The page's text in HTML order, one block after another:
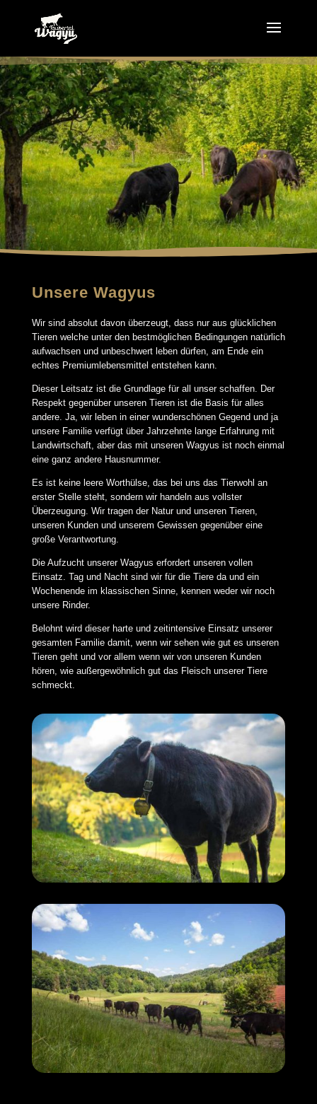
Unsere Wagyus
Wir sind absolut davon überzeugt, dass nur aus glücklichen
Tieren welche unter den bestmöglichen Bedingungen natürlich
aufwachsen und unbeschwert leben dürfen, am Ende ein
echtes Premiumlebensmittel entstehen kann.
Dieser Leitsatz ist die Grundlage für all unser schaffen. Der
Respekt gegenüber unseren Tieren ist die Basis für alles
andere. Ja, wir leben in einer wunderschönen Gegend und ja
unsere Familie verfügt über Jahrzehnte lange Erfahrung mit
Landwirtschaft, aber das mit unseren Wagyus ist noch einmal
eine ganz andere Hausnummer.
Es ist keine leere Worthülse, das bei uns das Tierwohl an
erster Stelle steht, sondern wir handeln aus vollster
Überzeugung. Wir tragen der Natur und unseren Tieren,
unseren Kunden und unserem Gewissen gegenüber eine
große Verantwortung.
Die Aufzucht unserer Wagyus erfordert unseren vollen
Einsatz. Tag und Nacht sind wir für die Tiere da und ein
Wochenende im klassischen Sinne, kennen weder wir noch
unsere Rinder.
Belohnt wird dieser harte und zeitintensive Einsatz unserer
gesamten Familie damit, wenn wir sehen wie gut es unseren
Tieren geht und vor allem wenn wir von unseren Kunden
hören, wie außergewöhnlich gut das Fleisch unserer Tiere
schmeckt.